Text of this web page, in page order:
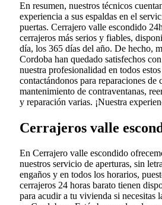
En resumen, nuestros técnicos
experiencia a sus espaldas en el
puertas. Cerrajero valle escondido
cerrajeros más serios y fiables,
día, los 365 días del año. De hecho,
Cordoba han quedado satisfechos
nuestra profesionalidad en todos
contactándonos para reparaciones de
mantenimiento de contraventanas,
y reparación varias. ¡Nuestra
Cerrajeros valle
En Cerrajero valle escondido
nuestros servicio de aperturas, sin
engaños y en todos los horarios,
cerrajeros 24 horas barato tienen
para acudir a tu vivienda si necesitas